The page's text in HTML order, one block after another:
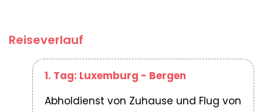
Reiseverlauf
1. Tag: Luxemburg - Bergen
Abholdienst von Zuhause und Flug von